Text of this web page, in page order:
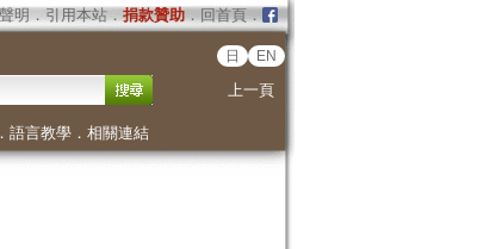
明 ． 引用本站． 捐款贊助．回首頁．
日 EN
上一頁
語言教學． 相關連結